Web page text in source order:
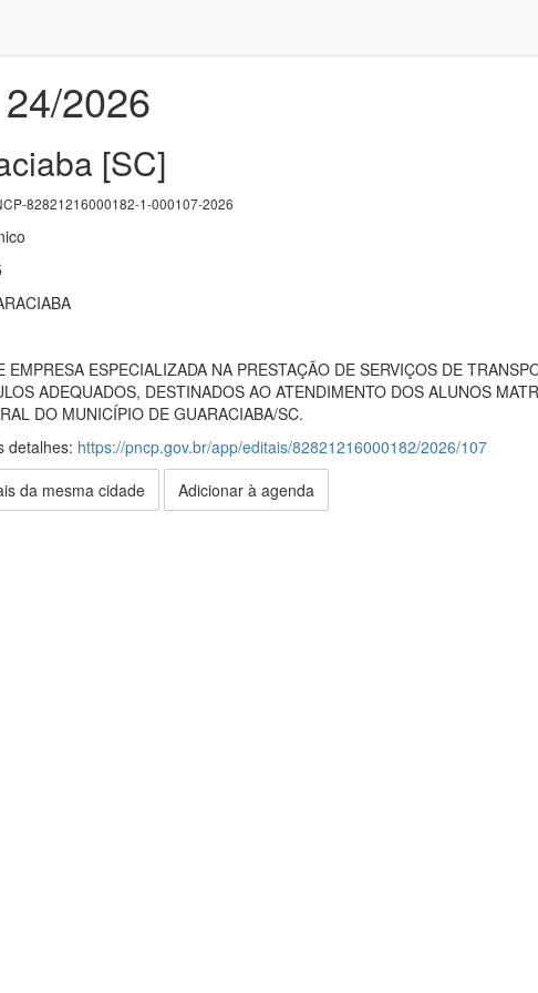
2026
[SC]
82821216000182-1-000107-2026
EMPRESA ESPECIALIZADA NA PRESTAÇÃO DE SERVIÇOS DE
ADEQUADOS, DESTINADOS AO ATENDIMENTO DOS ALUNOS
DO MUNICÍPIO DE GUARACIABA/SC.
detalhes: https://pncp.gov.br/app/editais/82821216000182/2026/107
da mesma cidade Adicionar à agenda